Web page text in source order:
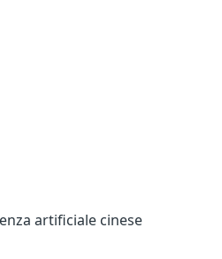
artificiale cinese